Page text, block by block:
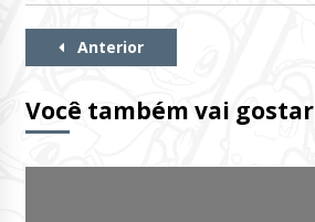
Continue
Anterior
Você também vai gostar